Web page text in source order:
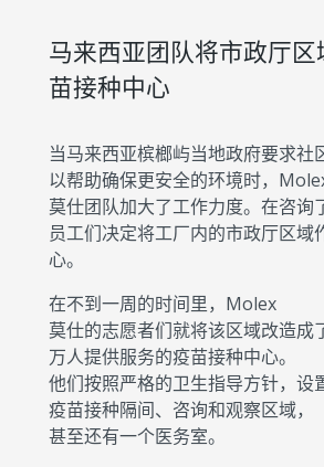
马来西亚团队将市政厅
苗接种中心
当马来西亚槟榔屿当地政府要求社
以帮助确保更安全的环境时，
莫仕团队加大了工作力度。在咨询
员工们决定将工厂内的市政厅区域
心。
在不到一周的时间里，Molex
莫仕的志愿者们就将该区域改造成
万人提供服务的疫苗接种中心。
他们按照严格的卫生指导方针，设
疫苗接种隔间、咨询和观察区域，
甚至还有一个医务室。